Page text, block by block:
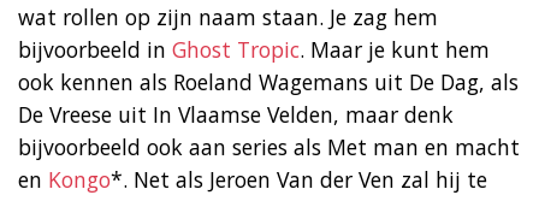
wat rollen op zijn naam staan. Je zag hem
bijvoorbeeld in Ghost Tropic. Maar je kunt hem
ook kennen als Roeland Wagemans uit De Dag, als
De Vreese uit In Vlaamse Velden, maar denk
bijvoorbeeld ook aan series als Met man en macht
en Kongo*. Net als Jeroen Van der Ven zal hij te